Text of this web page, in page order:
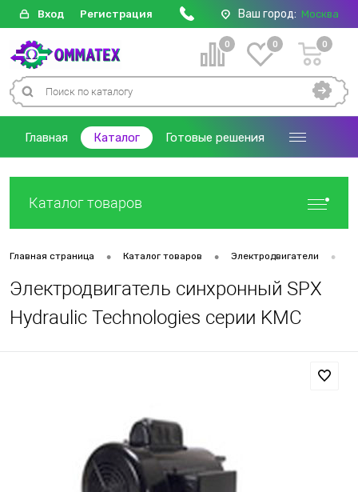
Вход Регистрация Ваш город: Москва
0 0 0
Главная Каталог Готовые решения
Каталог товаров
Главная страница • Каталог товаров • Электродвигатели •
Электродвигатель синхронный SPX
Hydraulic Technologies серии KMC